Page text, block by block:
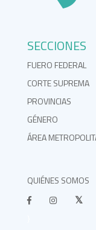
SECCIONES
FUERO FEDERAL
CORTE SUPREMA
PROVINCIAS
GÉNERO
ÁREA
QUIÉNES SOMOS